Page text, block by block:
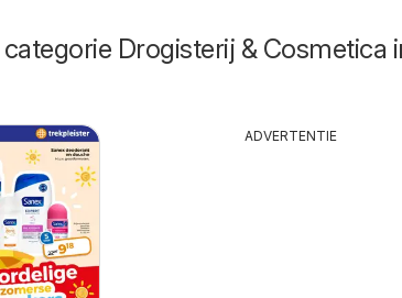
Drogisterij & Cosmetica
ADVERTENTIE